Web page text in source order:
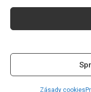
Zásady cookies
zastřihávání
zajistí, že střihy
experimentovat s
dosažení různých
obecně vyžadují